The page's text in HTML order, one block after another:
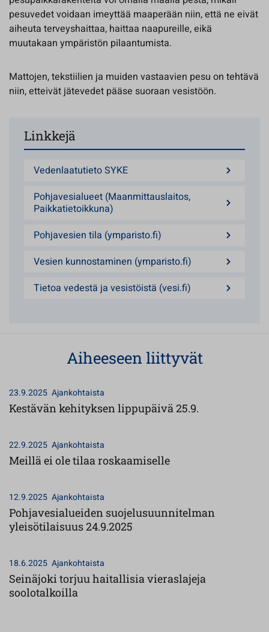
pesuvedet voidaan imeyttää maaperään niin, että ne eivät
aiheuta terveyshaittaa, haittaa naapureille, eikä
muutakaan ympäristön pilaantumista.
Mattojen, tekstiilien ja muiden vastaavien pesu on tehtävä
niin, etteivät jätevedet pääse suoraan vesistöön.
Linkkejä
Vedenlaatutieto SYKE
Pohjavesialueet (Maanmittauslaitos,
Paikkatietoikkuna)
Pohjavesien tila (ymparisto.fi)
Vesien kunnostaminen (ymparisto.fi)
Tietoa vedestä ja vesistöistä (vesi.fi)
Aiheeseen liittyvät
23.9.2025 Ajankohtaista
Kestävän kehityksen lippupäivä 25.9.
22.9.2025 Ajankohtaista
Meillä ei ole tilaa roskaamiselle
12.9.2025 Ajankohtaista
Pohjavesialueiden suojelusuunnitelman
yleisötilaisuus 24.9.2025
18.6.2025 Ajankohtaista
Seinäjoki torjuu haitallisia vieraslajeja
soolotalkoilla